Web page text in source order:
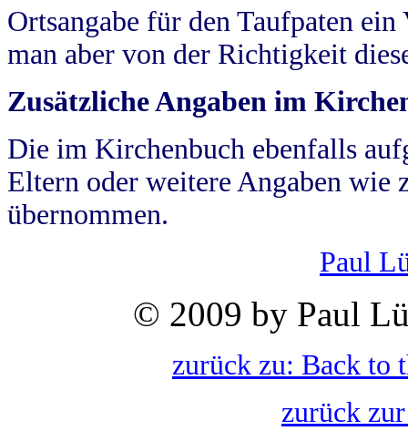
Ortsangabe für den Taufpaten
man aber von der Richtigkeit
Zusätzliche Angaben im
Die im Kirchenbuch ebenfalls
Eltern oder weitere Angaben wie
übernommen.
Paul
© 2009 by Paul
zurück zu: Back to
zurück